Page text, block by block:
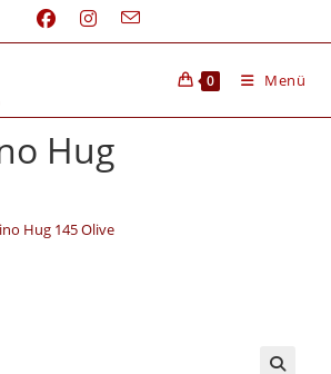
0 Menü
Hug
Hug 145 Olive